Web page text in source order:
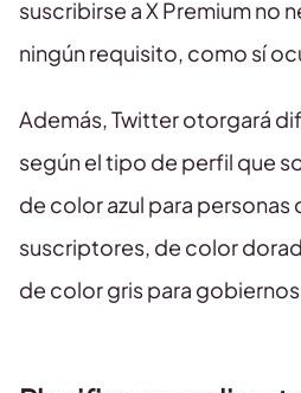
suscribirse a X Premium no
ningún requisito, como sí
Además, Twitter otorgará
según el tipo de perfil que
de color azul para personas
suscriptores, de color
de color gris para